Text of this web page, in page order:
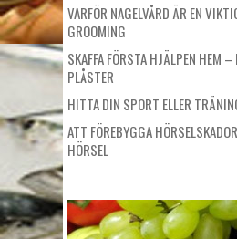
VARFÖR NAGELVÅRD ÄR EN
GROOMING
SKAFFA FÖRSTA HJÄLPEN HEM
PLÅSTER
HITTA DIN SPORT ELLER
ATT FÖREBYGGA
HÖRSEL